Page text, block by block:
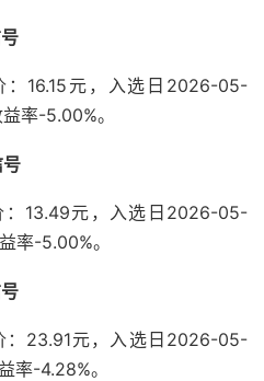
：16.15元，入选日2026-05-
率-5.00%。
：13.49元，入选日2026-05-
率-5.00%。
：23.91元，入选日2026-05-
率-4.28%。